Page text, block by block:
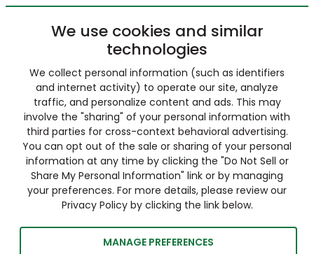
We use cookies and similar
technologies
We collect personal information (such as identifiers
and internet activity) to operate our site, analyze
traffic, and personalize content and ads. This may
involve the "sharing" of your personal information with
third parties for cross-context behavioral advertising.
You can opt out of the sale or sharing of your personal
information at any time by clicking the "Do Not Sell or
Share My Personal Information" link or by managing
your preferences. For more details, please review our
Privacy Policy by clicking the link below.
MANAGE PREFERENCES